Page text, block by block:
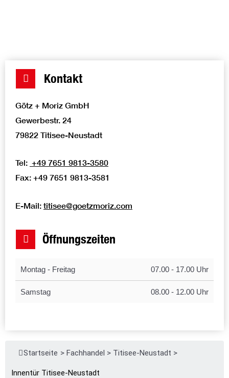
Kontakt
Götz + Moriz GmbH
Gewerbestr. 24
79822 Titisee-Neustadt
Tel: +49 7651 9813-3580
Fax: +49 7651 9813-3581
E-Mail: titisee@goetzmoriz.com
Öffnungszeiten
Montag - Freitag 07.00 - 17.00 Uhr
Samstag 08.00 - 12.00 Uhr
Startseite > Fachhandel > Titisee-Neustadt >
Innentür Titisee-Neustadt